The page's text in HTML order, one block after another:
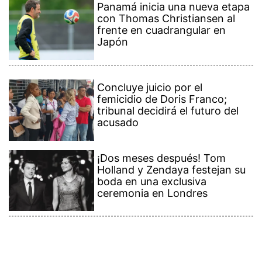
Panamá inicia una nueva etapa
con Thomas Christiansen al
frente en cuadrangular en
Japón
Concluye juicio por el
femicidio de Doris Franco;
tribunal decidirá el futuro del
acusado
¡Dos meses después! Tom
Holland y Zendaya festejan su
boda en una exclusiva
ceremonia en Londres